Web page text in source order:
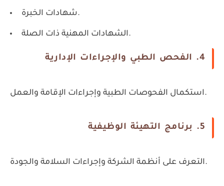
شهادات الخبرة.
الشهادات المهنية ذات الصلة.
4. الفحص الطبي والإجراءات الإدارية
استكمال الفحوصات الطبية وإجراءات الإقامة والعمل.
5. برنامج التهيئة الوظيفية
التعرف على أنظمة الشركة وإجراءات السلامة والجودة.